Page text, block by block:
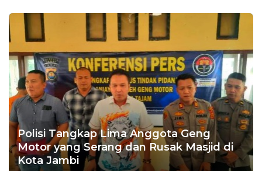
Polisi Tangkap Lima Anggota Geng
Motor yang Serang dan Rusak Masjid di
Kota Jambi